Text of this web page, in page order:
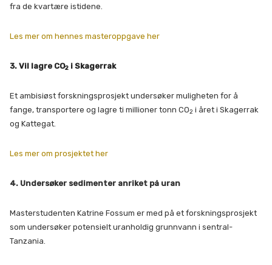
fra de kvartære istidene.
Les mer om hennes masteroppgave her
3. Vil lagre CO2 i Skagerrak
Et ambisiøst forskningsprosjekt undersøker muligheten for å
fange, transportere og lagre ti millioner tonn CO2 i året i Skagerrak
og Kattegat.
Les mer om prosjektet her
4. Undersøker sedimenter anriket på uran
Masterstudenten Katrine Fossum er med på et forskningsprosjekt
som undersøker potensielt uranholdig grunnvann i sentral-
Tanzania.